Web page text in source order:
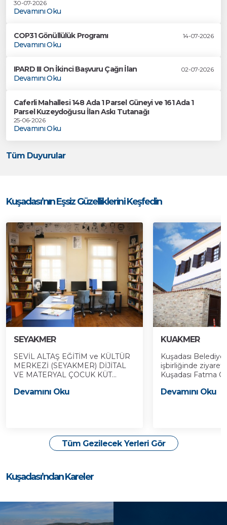
30-07-2026
Devamını Oku
COP31 Gönüllülük Programı 14-07-2026
Devamını Oku
IPARD III On İkinci Başvuru Çağrı İlan 02-07-2026
Devamını Oku
Caferli Mahallesi 148 Ada 1 Parsel Güneyi ve 161 Ada 1
Parsel Kuzeydoğusu İlan Askı Tutanağı
25-06-2026
Devamını Oku
Tüm Duyurular
Kuşadası’nın Eşsiz Güzelliklerini Keşfedin
SEYAKMER
SEVİL ALTAŞ EĞİTİM ve KÜLTÜR
MERKEZİ (SEYAKMER) DİJİTAL
VE MATERYAL ÇOCUK KÜT...
Devamını Oku
KUAKMER
Kuşadası
işbirliğinde
Kuşadası Fatma
Devamını Oku
Tüm Gezilecek Yerleri Gör
Kuşadası’ndan Kareler